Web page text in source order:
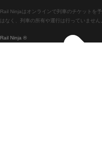
マドリードか
マドリードか
Rail Ninja ®
Rail Ninjaはオンラインで列車のチケットを
はなく、列車の所有や運行は行っていません